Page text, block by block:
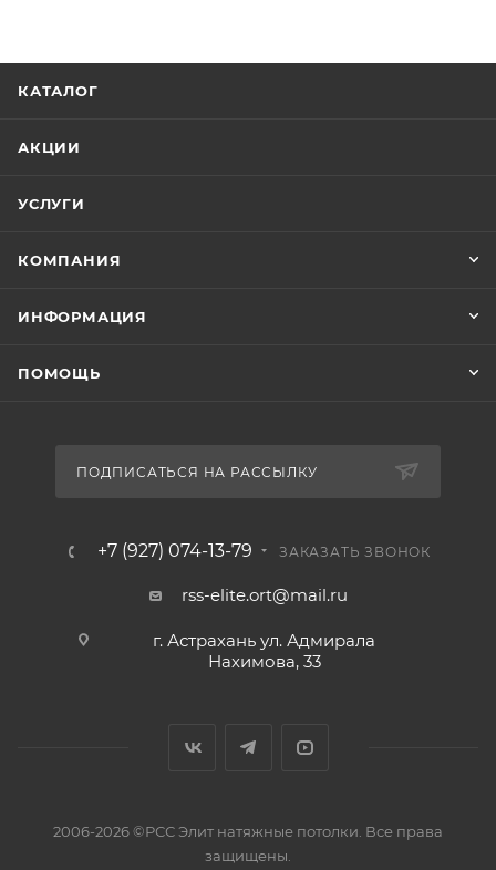
КАТАЛОГ
АКЦИИ
УСЛУГИ
КОМПАНИЯ
ИНФОРМАЦИЯ
ПОМОЩЬ
ПОДПИСАТЬСЯ НА РАССЫЛКУ
+7 (927) 074-13-79 ЗАКАЗАТЬ ЗВОНОК
rss-elite.ort@mail.ru
г. Астрахань ул. Адмирала
Нахимова, 33
2006-2026 ©РСС Элит натяжные потолки. Все права
защищены.